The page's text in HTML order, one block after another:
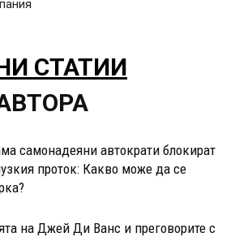
СТАТИИ
самонадеяни автократи блокират
проток: Какво може да се
на Джей Ди Ванс и преговорите с